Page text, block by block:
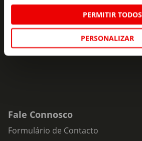
PERMITIR TODOS
PERSONALIZAR
ofertas e novidades para si.
Insira o seu e-
Fale Connosco
Formulário de Contacto